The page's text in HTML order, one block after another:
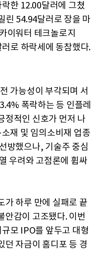
한 12.00달러에 그쳤
린 54.94달러로 장을 마
이워터 테크놀로지
로 하락세에 동참했다.
가능성이 부각되며 서
폭락하는 등 인플레
정적인 신호가 먼저 나
재 및 임의소비재 업종
방했으나, 기술주 중심
우려와 고점론에 휩싸
가 하루 만에 실패로 끝
안감이 고조됐다. 이번
모 IPO를 앞두고 대형
던 자금이 홈디포 등 경